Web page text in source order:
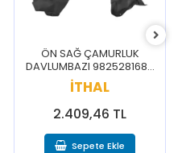
ÖN SAĞ ÇAMURLUK
DAVLUMBAZI 9825281680
/ 3008 5008 16-20
İTHAL
2.409,46 TL
Sepete Ekle